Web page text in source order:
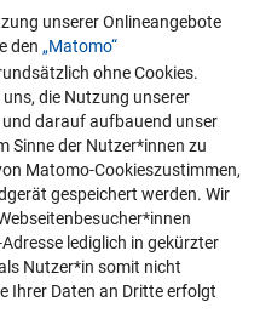
mit Behinderungen
in Ihr Mailpostfach oder
unserer Onlineangebote
den „Matomo“
ohne Cookies.
die Nutzung unserer
darauf aufbauend unser
Sinne der Nutzer*innen zu
Matomo-Cookieszustimmen,
gespeichert werden. Wir
lediglich in gekürzter
Nutzer*in somit nicht
Ihrer Daten an Dritte erfolgt